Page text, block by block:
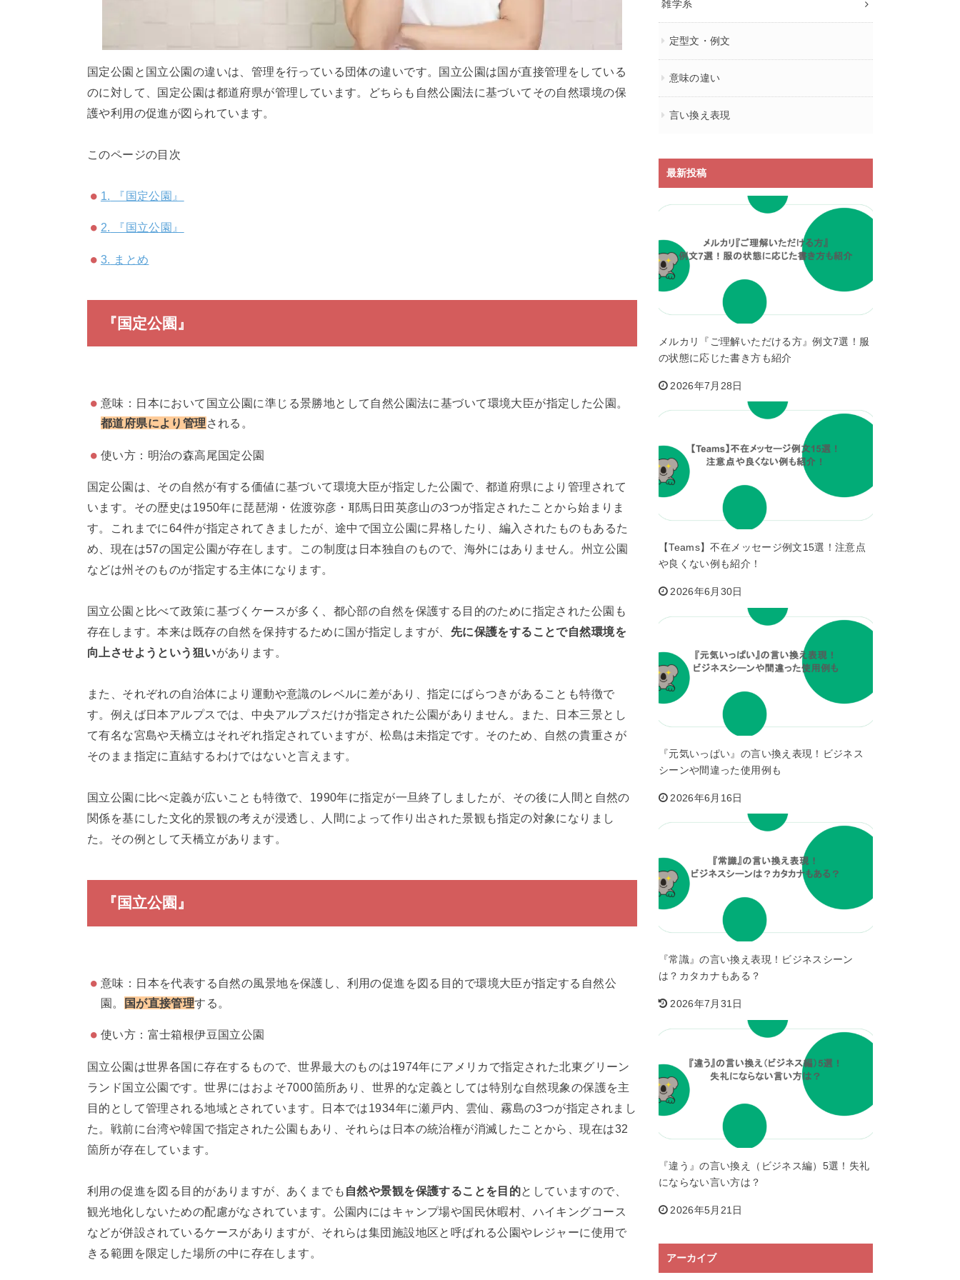
国定公園と国立公園の違いは、管理を行っている団体の違いです。国立公園は国が直接管理をしている
のに対して、国定公園は都道府県が管理しています。どちらも自然公園法に基づいてその自然環境の保
護や利用の促進が図られています。
このページの目次
1. 『国定公園』
2. 『国立公園』
3. まとめ
『国定公園』
意味：日本において国立公園に準じる景勝地として自然公園法に基づいて環境大臣が指定した公園。
都道府県により管理 される。
使い方：明治の森高尾国定公園
国定公園は、その自然が有する価値に基づいて環境大臣が指定した公園で、都道府県により管理されて
います。その歴史は1950年に琵琶湖・佐渡弥彦・耶馬日田英彦山の3つが指定されたことから始まりま
す。これまでに64件が指定されてきましたが、途中で国立公園に昇格したり、編入されたものもあるた
め、現在は57の国定公園が存在します。この制度は日本独自のもので、海外にはありません。州立公園
などは州そのものが指定する主体になります。
国立公園と比べて政策に基づくケースが多く、都心部の自然を保護する目的のために指定された公園も
存在します。本来は既存の自然を保持するために国が指定しますが、 先に保護をすることで自然環境を
向上させようという狙いがあります。
また、それぞれの自治体により運動や意識のレベルに差があり、指定にばらつきがあることも特徴で
す。例えば日本アルプスでは、中央アルプスだけが指定された公園がありません。また、日本三景とし
て有名な宮島や天橋立はそれぞれ指定されていますが、松島は未指定です。そのため、自然の貴重さが
そのまま指定に直結するわけではないと言えます。
国立公園に比べ定義が広いことも特徴で、1990年に指定が一旦終了しましたが、その後に人間と自然の
関係を基にした文化的景観の考えが浸透し、人間によって作り出された景観も指定の対象になりまし
た。その例として天橋立があります。
『国立公園』
意味：日本を代表する自然の風景地を保護し、利用の促進を図る目的で環境大臣が指定する自然公
園。
国が直接管理する。
使い方：富士箱根伊豆国立公園
国立公園は世界各国に存在するもので、世界最大のものは1974年にアメリカで指定された北東グリーン
ランド国立公園です。世界にはおよそ7000箇所あり、世界的な定義としては特別な自然現象の保護を主
目的として管理される地域とされています。日本では1934年に瀬戸内、雲仙、霧島の3つが指定されまし
た。戦前に台湾や韓国で指定された公園もあり、それらは日本の統治権が消滅したことから、現在は32
箇所が存在しています。
利用の促進を図る目的がありますが、あくまでも 自然や景観を保護することを目的としていますので、
観光地化しないための配慮がなされています。公園内にはキャンプ場や国民休暇村、ハイキングコース
などが併設されているケースがありますが、それらは集団施設地区と呼ばれる公園やレジャーに使用で
きる範囲を限定した場所の中に存在します。
雑学系
定型文・例文
意味の違い
言い換え表現
最新投稿
メルカリ『ご理解いただける方』例文7選！服
の状態に応じた書き方も紹介
2026年7月28日
【Teams】不在メッセージ例文15選！注意点
や良くない例も紹介！
2026年6月30日
『元気いっぱい』の言い換え表現！ビジネス
シーンや間違った使用例も
2026年6月16日
『常識』の言い換え表現！ビジネスシーン
は？カタカナもある？
2026年7月31日
『違う』の言い換え（ビジネス編）5選！失礼
にならない言い方は？
2026年5月21日
アーカイブ